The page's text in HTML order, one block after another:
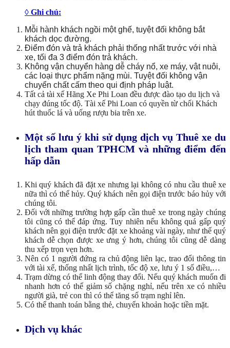
◊ Ghi chú:
Mỗi hành khách ngồi một ghế, tuyệt đối không bắt
khách dọc đường.
Điểm đón và trả khách phải thống nhất trước với nhà
xe, tối đa 3 điểm đón trả khách.
Không vận chuyển hàng dễ cháy nổ, xe máy, vật nuôi,
các loại thực phẩm nặng mùi. Tuyệt đối không vận
chuyển chất cấm theo qui định pháp luật.
Tất cả tài xế Hãng Xe Phi Loan đều được đào tạo du lịch và
chạy đúng tốc độ. Tài xế Phi Loan có quyền từ chối Khách
hút thuốc lá và uống rượu bia trên xe.
Một số lưu ý khi sử dụng dịch vụ Thuê xe du
lịch tham quan TPHCM và những điểm đến
hấp dẫn
Khi quý khách đã đặt xe nhưng lại không có nhu cầu thuê xe
nữa thì có thể hủy. Quý khách nên gọi điện trước báo hủy với
chúng tôi.
Đối với những trường hợp gấp cần thuê xe trong ngày chúng
tôi cũng có thể đáp ứng. Tuy nhiên nếu không quá gấp quý
khách nên gọi điện trước đặt xe khoảng vài ngày, như thế quý
khách dễ chọn được xe ưng ý hơn, chúng tôi cũng dễ dàng
thu xếp trọn vẹn hơn.
Nên có 1 người đứng ra chủ động liên lạc, trao đổi thông tin
với tài xế, thống nhất lịch trình, tốc độ xe, lưu ý 1 số điều,…
Trạm dừng có thể linh động thay đổi. Nếu quý khách muốn đi
nhanh hơn có thể giảm số chặng nghỉ, nếu trên xe có nhiều
người già, trẻ con thì có thể tăng số trạm nghỉ lên.
Có thể thanh toán bằng thẻ, chuyển khoản hoặc tiền mặt.
Dịch vụ khác